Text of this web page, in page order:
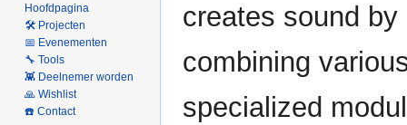
creates sound by
combining
specialized
Hoofdpagina
🛠 Projecten
📅 Evenementen
🔧 Tools
👾 Deelnemer worden
🙏 Wishlist
☎️ Contact